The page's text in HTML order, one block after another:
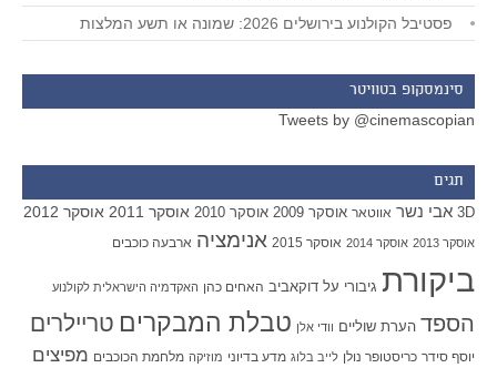
פסטיבל הקולנוע בירושלים 2026: שמונה או תשע המלצות
סינמסקופ בטוויטר
Tweets by @cinemascopian
תגים
3D אבי נשר אווטאר אוסקר 2009 אוסקר 2010 אוסקר 2011 אוסקר 2012
אוסקר 2013 אוסקר 2014 אוסקר 2015 אנימציה ארבעה כוכבים
ביקורת גיבורי על דוקאביב האחים כהן האקדמיה הישראלית לקולנוע
הספד הערת שוליים וודי אלן טבלת המבקרים טריילרים
יוסף סידר כריסטופר נולן לייב בלוג מדע בדיוני מוזיקה מלחמת הכוכבים מפיצים